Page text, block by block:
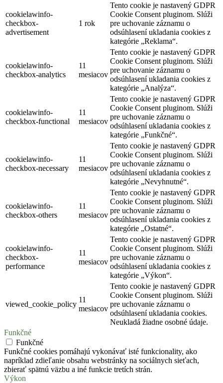
cookielawinfo-
checkbox-
advertisement
1 rok
Tento cookie je nastavený GDPR
Cookie Consent pluginom. Slúži
pre uchovanie záznamu o
odsúhlasení ukladania cookies z
kategórie „Reklama“.
cookielawinfo-
checkbox-analytics
11
mesiacov
Tento cookie je nastavený GDPR
Cookie Consent pluginom. Slúži
pre uchovanie záznamu o
odsúhlasení ukladania cookies z
kategórie „Analýza“.
cookielawinfo-
checkbox-functional
11
mesiacov
Tento cookie je nastavený GDPR
Cookie Consent pluginom. Slúži
pre uchovanie záznamu o
odsúhlasení ukladania cookies z
kategórie „Funkčné“.
cookielawinfo-
checkbox-necessary
11
mesiacov
Tento cookie je nastavený GDPR
Cookie Consent pluginom. Slúži
pre uchovanie záznamu o
odsúhlasení ukladania cookies z
kategórie „Nevyhnutné“.
cookielawinfo-
checkbox-others
11
mesiacov
Tento cookie je nastavený GDPR
Cookie Consent pluginom. Slúži
pre uchovanie záznamu o
odsúhlasení ukladania cookies z
kategórie „Ostatné“.
cookielawinfo-
checkbox-
performance
11
mesiacov
Tento cookie je nastavený GDPR
Cookie Consent pluginom. Slúži
pre uchovanie záznamu o
odsúhlasení ukladania cookies z
kategórie „Výkon“.
viewed_cookie_policy
11
mesiacov
Tento cookie je nastavený GDPR
Cookie Consent pluginom. Slúži
pre uchovanie záznamu o
odsúhlasení ukladania cookies.
Neukladá žiadne osobné údaje.
Funkčné
Funkčné
Funkčné cookies pomáhajú vykonávať isté funkcionality, ako
napríklad zdieľanie obsahu webstránky na sociálnych sieťach,
zbierať spätnú väzbu a iné funkcie tretích strán.
Výkon